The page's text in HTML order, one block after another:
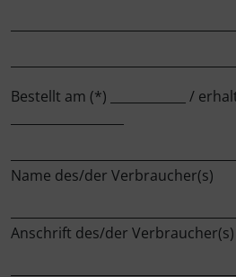
Bestellt am (*) ____________ /
Name des/der Verbraucher(s)
Anschrift des/der Verbraucher(s)